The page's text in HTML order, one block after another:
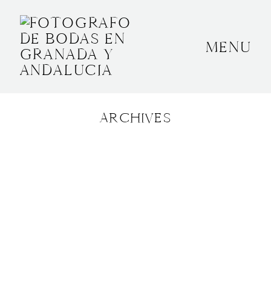
MENU
ARCHIVES
BODAS